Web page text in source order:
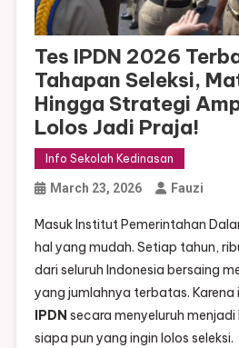
Tes IPDN 2026
Tahapan Seleksi,
Hingga Strategi
Lolos Jadi Praja!
Info Sekolah Kedinasan
March 23, 2026 Fauzi
Masuk Institut Pemerintahan
hal yang mudah. Setiap tahun,
dari seluruh Indonesia bersaing
yang jumlahnya terbatas. Karena
IPDN secara menyeluruh
siapa pun yang ingin lolos seleksi.